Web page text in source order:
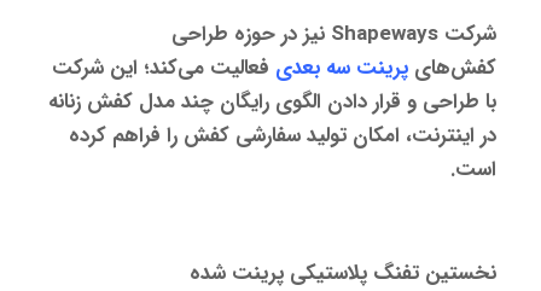
شرکت Shapeways نیز در حوزه طراحی
کفش‌های پرینت سه‌ بعدی فعالیت می‌کند؛ این شرکت
با طراحی و قرار دادن الگوی رایگان چند مدل کفش زنانه
در اینترنت، امکان تولید سفارشی کفش را فراهم کرده
است.
نخستین تفنگ پلاستیکی پرینت شده